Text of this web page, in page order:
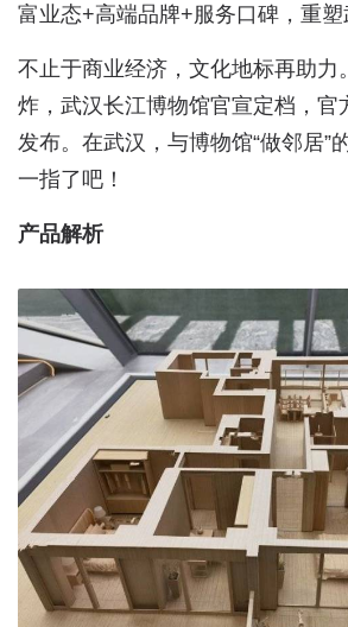
富业态+高端品牌+服务口碑，重塑
不止于商业经济，文化地标再助力
炸，武汉长江博物馆官宣定档，官
发布。在武汉，与博物馆“做邻居”
一指了吧！
产品解析